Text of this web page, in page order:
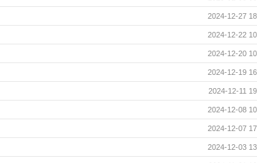
2024-12-27
2024-12-22
2024-12-20
2024-12-19
2024-12-11
2024-12-08
2024-12-07
2024-12-03